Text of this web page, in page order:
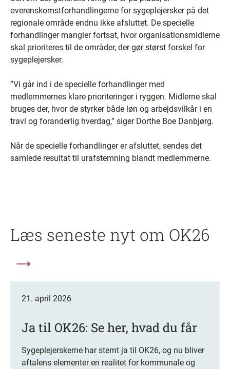
overenskomstforhandlingerne for sygeplejersker på det
regionale område endnu ikke afsluttet. De specielle
forhandlinger mangler fortsat, hvor organisationsmidlerne
skal prioriteres til de områder, der gør størst forskel for
sygeplejersker.
”Vi går ind i de specielle forhandlinger med
medlemmernes klare prioriteringer i ryggen. Midlerne skal
bruges der, hvor de styrker både løn og arbejdsvilkår i en
travl og foranderlig hverdag,” siger Dorthe Boe Danbjørg.
Når de specielle forhandlinger er afsluttet, sendes det
samlede resultat til urafstemning blandt medlemmerne.
Læs seneste nyt om OK26
21. april 2026
Ja til OK26: Se her, hvad du får
Sygeplejerskerne har stemt ja til OK26, og nu bliver
aftalens elementer en realitet for kommunale og